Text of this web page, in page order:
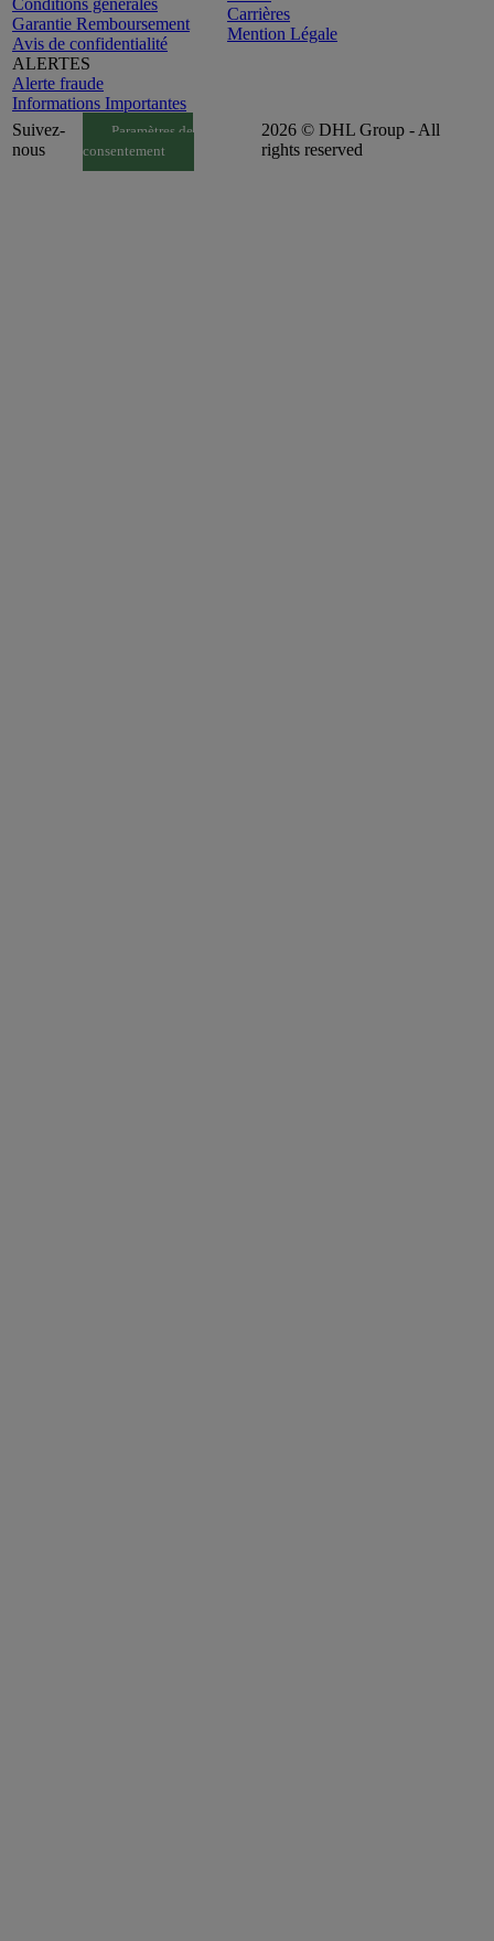
Conditions générales
Garantie Remboursement
Avis de confidentialité
ALERTES
Alerte fraude
Informations Importantes
Carrières
Mention Légale
Suivez-
nous
Paramètres de
consentement
2026 © DHL Group - All
rights reserved